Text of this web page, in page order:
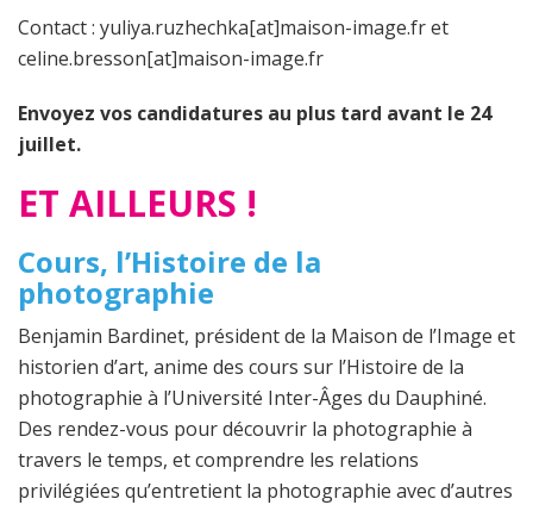
Contact : yuliya.ruzhechka[at]maison-image.fr et
celine.bresson[at]maison-image.fr
Envoyez vos candidatures au plus tard avant le 24
juillet.
ET AILLEURS !
Cours, l’Histoire de la
photographie
Benjamin Bardinet, président de la Maison de l’Image et
historien d’art, anime des cours sur l’Histoire de la
photographie à l’Université Inter-Âges du Dauphiné.
Des rendez-vous pour découvrir la photographie à
travers le temps, et comprendre les relations
privilégiées qu’entretient la photographie avec d’autres